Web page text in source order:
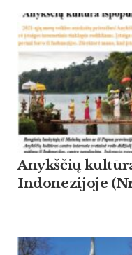
Anykščių
Indonezijoje